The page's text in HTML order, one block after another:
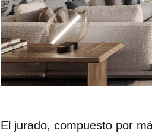
El jurado, compuesto por